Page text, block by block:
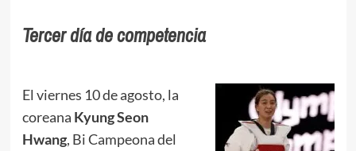
Tercer día de competencia
El viernes 10 de agosto, la
coreana Kyung Seon
Hwang, Bi Campeona del